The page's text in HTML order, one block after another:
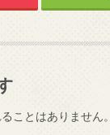
ことはありません。